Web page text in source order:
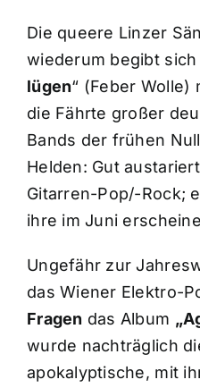
Die queere Linzer
wiederum begibt sich
lügen“ (Feber Wolle)
die Fährte großer
Bands der frühen
Helden: Gut
Gitarren-Pop/-Rock;
ihre im Juni
Ungefähr zur
das Wiener Elektro-
Fragen das Album
wurde nachträglich
apokalyptische, mit